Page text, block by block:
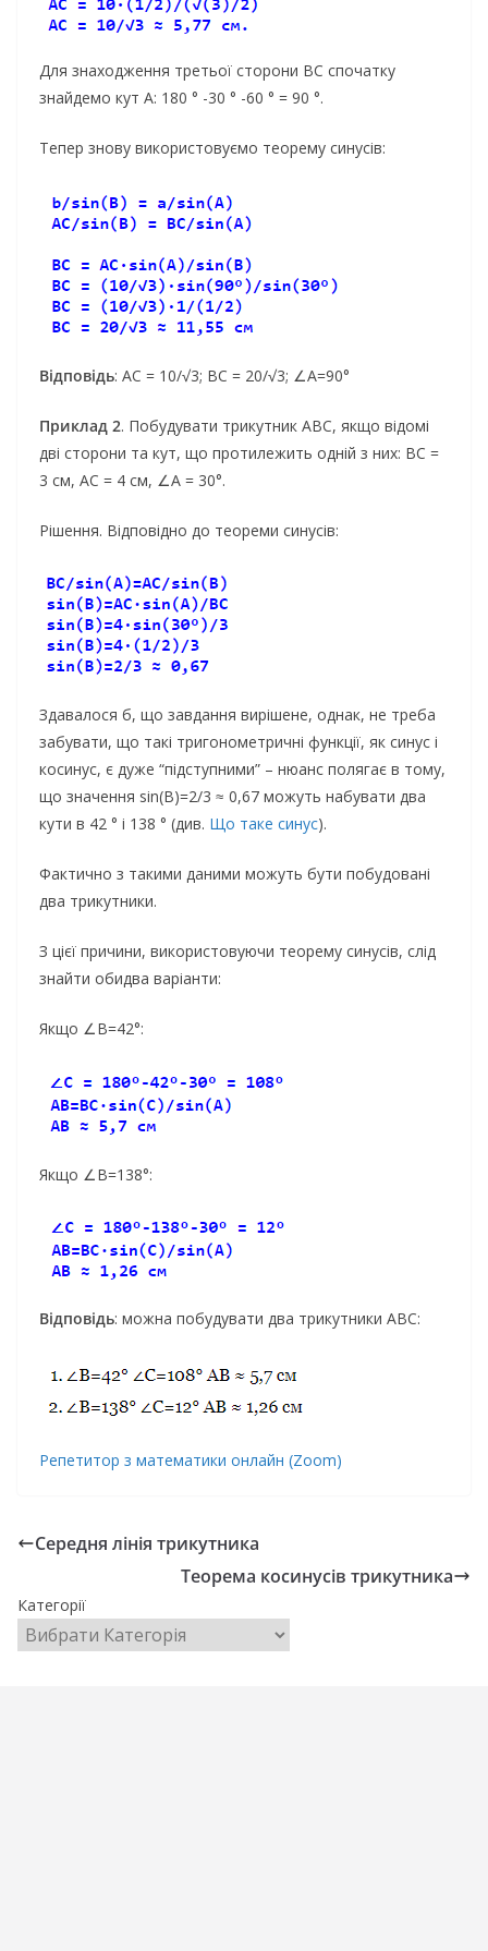
Для знаходження третьої сторони BC спочатку
знайдемо кут А: 180 ° -30 ° -60 ° = 90 °.
Тепер знову використовуємо теорему синусів:
Відповідь: AC = 10/√3; BC = 20/√3; ∠A=90°
Приклад 2. Побудувати трикутник АВС, якщо відомі
дві сторони та кут, що протилежить одній з них: ВС =
3 см, AC = 4 см, ∠A = 30°.
Рішення. Відповідно до теореми синусів:
Здавалося б, що завдання вирішене, однак, не треба
забувати, що такі тригонометричні функції, як синус і
косинус, є дуже “підступними” – нюанс полягає в тому,
що значення sin(B)=2/3 ≈ 0,67 можуть набувати два
кути в 42 ° і 138 ° (див. Що таке синус).
Фактично з такими даними можуть бути побудовані
два трикутники.
З цієї причини, використовуючи теорему синусів, слід
знайти обидва варіанти:
Якщо ∠B=42°:
Якщо ∠B=138°:
Відповідь: можна побудувати два трикутники АВС:
Репетитор з математики онлайн (Zoom)
Середня лінія трикутника
Теорема косинусів трикутника
Категорії